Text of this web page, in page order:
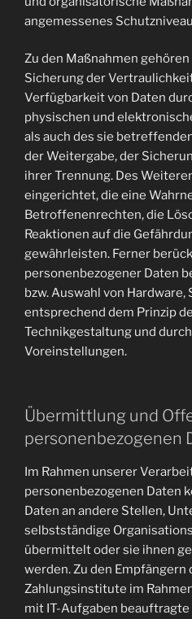
angemessenes
Zu den Maßnahmen
Sicherung der
Verfügbarkeit von Daten
physischen und
als auch des sie
der Weitergabe, der
ihrer Trennung. Des
eingerichtet, die eine
Betroffenenrechten, die
Reaktionen auf die
gewährleisten. Ferner
personenbezogener Daten
bzw. Auswahl von
entsprechend dem Prinzip
Technikgestaltung und
Voreinstellungen.
Übermittlung und
personenbezogenen
Im Rahmen unserer
personenbezogenen Daten
Daten an andere Stellen,
selbstständige
übermittelt oder sie ihnen
werden. Zu den Empfängern
Zahlungsinstitute im
mit IT-Aufgaben